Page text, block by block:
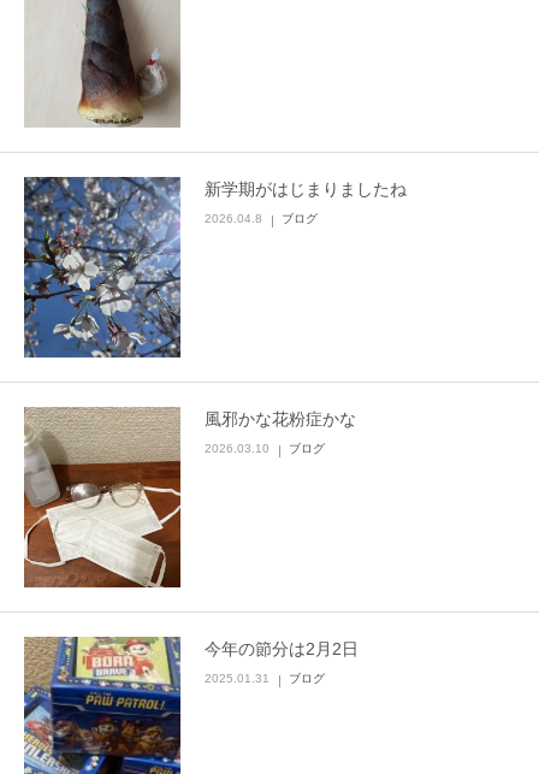
新学期がはじまりましたね
2026.04.8 ブログ
風邪かな花粉症かな
2026.03.10 ブログ
今年の節分は2月2日
2025.01.31 ブログ